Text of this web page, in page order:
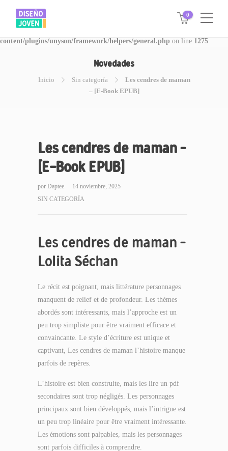
Warning: Invalid argument supplied for foreach() in
/www/disegnojoven.com.ar/htdocs/wp-
content/plugins/unyson/framework/helpers/general.php on line 1275
0
Novedades
Inicio Sin categoría
Les cendres de maman
– [E-Book EPUB]
Les cendres de maman –
[E-Book EPUB]
por Daptee
14 noviembre, 2025
SIN CATEGORÍA
Les cendres de maman –
Lolita Séchan
Le récit est poignant, mais littérature personnages
manquent de relief et de profondeur. Les thèmes
abordés sont intéressants, mais l’approche est un
peu trop simpliste pour être vraiment efficace et
convaincante. Le style d’écriture est unique et
captivant, Les cendres de maman l’histoire manque
parfois de repères.
L’histoire est bien construite, mais les lire un pdf
secondaires sont trop négligés. Les personnages
principaux sont bien développés, mais l’intrigue est
un peu trop linéaire pour être vraiment intéressante.
Les émotions sont palpables, mais les personnages
sont parfois difficiles à comprendre.